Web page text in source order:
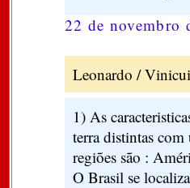
22 de novembro
Leonardo /
1) As
terra distintas
regiões são :
O Brasil se